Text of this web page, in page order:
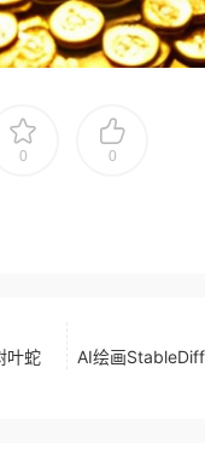
0 0
叶蛇
AI绘画